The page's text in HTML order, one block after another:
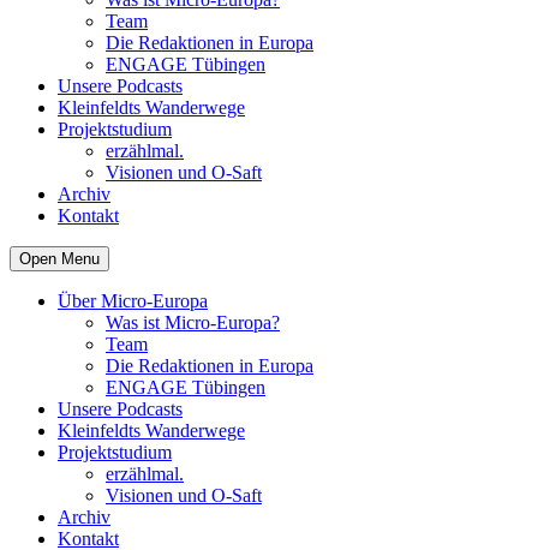
Team
Die Redaktionen in Europa
ENGAGE Tübingen
Unsere Podcasts
Kleinfeldts Wanderwege
Projektstudium
erzählmal.
Visionen und O-Saft
Archiv
Kontakt
Open Menu
Über Micro-Europa
Was ist Micro-Europa?
Team
Die Redaktionen in Europa
ENGAGE Tübingen
Unsere Podcasts
Kleinfeldts Wanderwege
Projektstudium
erzählmal.
Visionen und O-Saft
Archiv
Kontakt